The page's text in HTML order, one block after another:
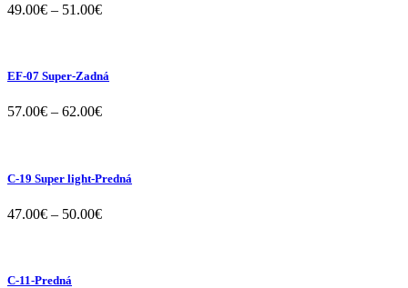
49.00€ – 51.00€
EF-07 Super-Zadná
57.00€ – 62.00€
C-19 Super light-Predná
47.00€ – 50.00€
C-11-Predná